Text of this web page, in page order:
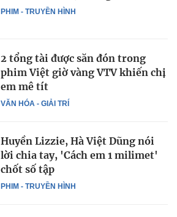
PHIM - TRUYỀN HÌNH
VĂN HÓA - GIẢI TRÍ
2 tổng tài được săn đón trong
phim Việt giờ vàng VTV khiến chị
em mê tít
PHIM - TRUYỀN HÌNH
Huyền Lizzie, Hà Việt Dũng nói
lời chia tay, 'Cách em 1 milimet'
chốt số tập